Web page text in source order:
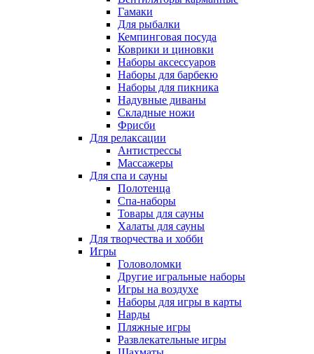
Гамаки
Для рыбалки
Кемпинговая посуда
Коврики и циновки
Наборы аксессуаров
Наборы для барбекю
Наборы для пикника
Надувные диваны
Складные ножи
Фрисби
Для релаксации
Антистрессы
Массажеры
Для спа и сауны
Полотенца
Спа-наборы
Товары для сауны
Халаты для сауны
Для творчества и хобби
Игры
Головоломки
Другие игральные наборы
Игры на воздухе
Наборы для игры в карты
Нарды
Пляжные игры
Развлекательные игры